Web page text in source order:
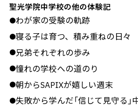
聖光学院中学校の他の体験記
●わが家の受験の軌跡
●寝る子は育つ、積み重ねの日々
●兄弟それぞれの歩み
●憧れの学校への道のり
●朝からSAPIXが嬉しい週末
●失敗から学んだ「信じて見守る」